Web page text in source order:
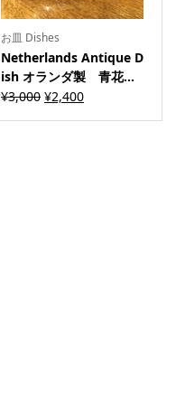
お皿 Dishes
Netherlands Antique D
ish オランダ製 青花...
¥3,000 ¥2,400